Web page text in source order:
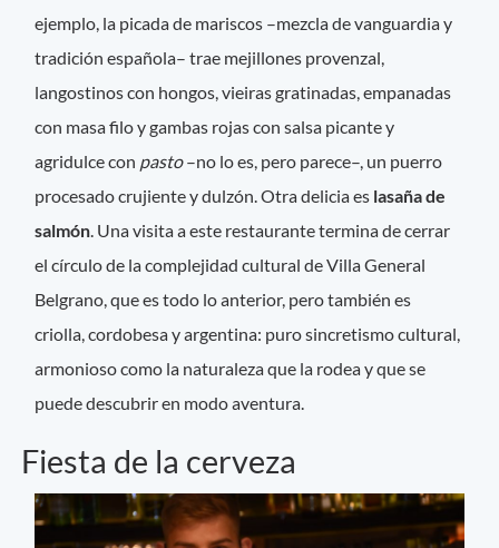
ejemplo, la picada de mariscos –mezcla de vanguardia y
tradición española– trae mejillones provenzal,
langostinos con hongos, vieiras gratinadas, empanadas
con masa filo y gambas rojas con salsa picante y
agridulce con pasto–no lo es, pero parece–, un puerro
procesado crujiente y dulzón. Otra delicia es lasaña de
salmón . Una visita a este restaurante termina de cerrar
el círculo de la complejidad cultural de Villa General
Belgrano, que es todo lo anterior, pero también es
criolla, cordobesa y argentina: puro sincretismo cultural,
armonioso como la naturaleza que la rodea y que se
puede descubrir en modo aventura.
Fiesta de la cerveza